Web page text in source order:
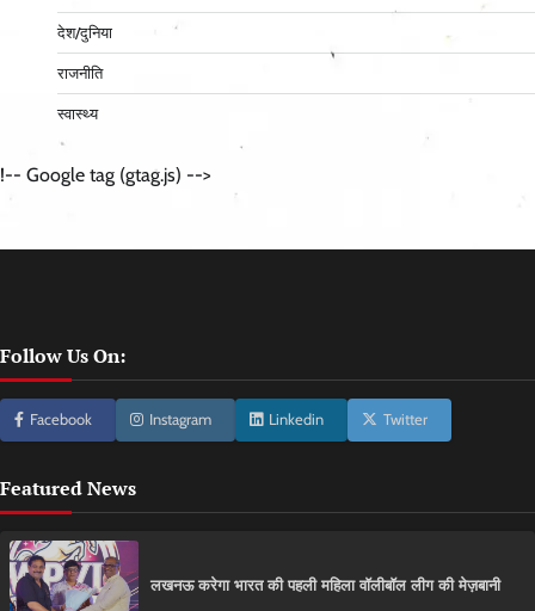
देश/दुनिया
राजनीति
स्वास्थ्य
!-- Google tag (gtag.js) -->
Follow Us On:
Facebook Instagram Linkedin Twitter
Featured News
लखनऊ करेगा भारत की पहली महिला वॉलीबॉल लीग की मेज़बानी